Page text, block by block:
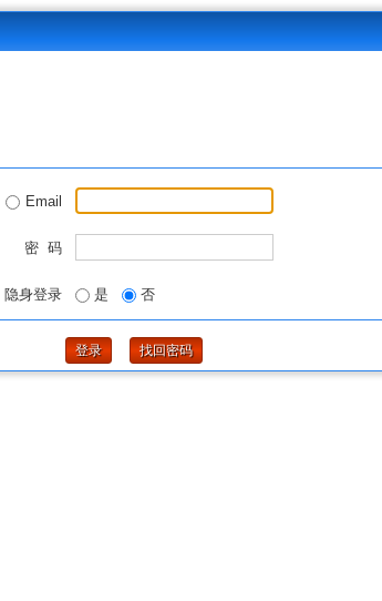
Email
密 码
隐身登录 是 否